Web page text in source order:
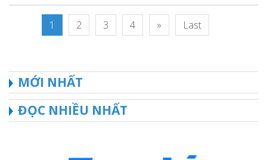
1 2 3 4 » Last
MỚI NHẤT
ĐỌC NHIỀU NHẤT